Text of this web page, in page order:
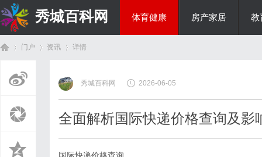
秀城百科网 体育健康 房产家居 教
门户 资讯
›
详情
秀城百科网 2026-06-05
全面解析国际快递价格查询及影